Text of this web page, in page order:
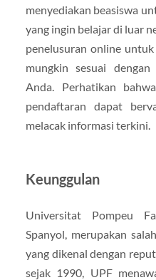
menyediakan beasiswa
yang ingin belajar di luar
penelusuran online
mungkin sesuai
Anda. Perhatikan
pendaftaran dapat
melacak informasi terkini.
Keunggulan
Universitat Pompeu
Spanyol, merupakan
yang dikenal dengan
sejak 1990, UPF